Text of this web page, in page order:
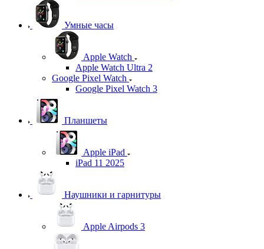
Умные часы
Apple Watch
Apple Watch Ultra 2
Google Pixel Watch
Google Pixel Watch 3
Планшеты
Apple iPad
iPad 11 2025
Наушники и гарнитуры
Apple Airpods 3